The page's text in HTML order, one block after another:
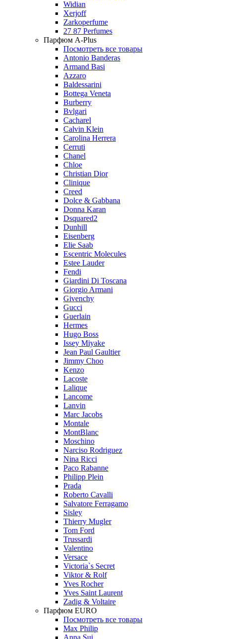
Widian
Xerjoff
Zarkoperfume
27 87 Perfumes
Парфюм A-Plus
Посмотреть все товары
Antonio Banderas
Armand Basi
Azzaro
Baldessarini
Bottega Veneta
Burberry
Bvlgari
Cacharel
Calvin Klein
Carolina Herrera
Cerruti
Chanel
Chloe
Christian Dior
Clinique
Creed
Dolce & Gabbana
Donna Karan
Dsquared2
Dunhill
Eisenberg
Elie Saab
Escentric Molecules
Estee Lauder
Fendi
Giardini Di Toscana
Giorgio Armani
Givenchy
Gucci
Guerlain
Hermes
Hugo Boss
Issey Miyake
Jean Paul Gaultier
Jimmy Choo
Kenzo
Lacoste
Lalique
Lancome
Lanvin
Marc Jacobs
Montale
MontBlanc
Moschino
Narciso Rodriguez
Nina Ricci
Paco Rabanne
Philipp Plein
Prada
Roberto Cavalli
Salvatore Ferragamo
Sisley
Thierry Mugler
Tom Ford
Trussardi
Valentino
Versace
Victoria`s Secret
Viktor & Rolf
Yves Rocher
Yves Saint Laurent
Zadig & Voltaire
Парфюм EURO
Посмотреть все товары
Max Philip
Anna Sui